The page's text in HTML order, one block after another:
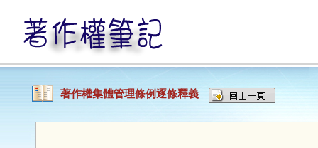
著作權集體管理條例逐條釋義